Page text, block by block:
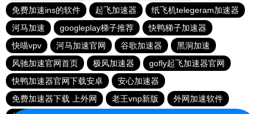
免费加速ins的软件
起飞加速器
纸飞机telegeram加速器
河马加速
googleplay梯子推荐
快鸭梯子加速器
快喵vpv
河马加速官网 谷歌加速器
黑洞加速
风驰加速官网首页
极风加速器
gofly起飞加速器官网
快鸭加速器官网下载安卓
安心加速器
免费加速器下载 上外网
老王vnp新版
外网加速软件